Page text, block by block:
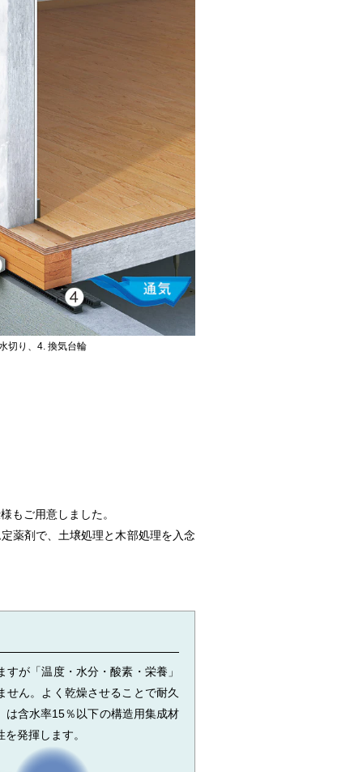
切り、4. 換気台輪
もご用意しました。
薬剤で、土壌処理と木部処理を入念
が「温度・水分・酸素・栄養」
せん。よく乾燥させることで耐久
は含水率15％以下の構造用集成材
発揮します。